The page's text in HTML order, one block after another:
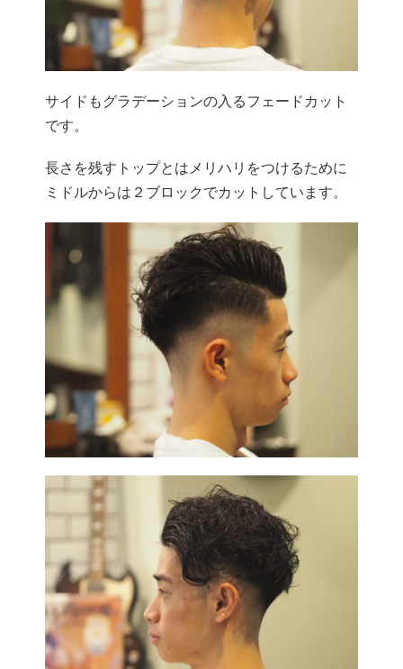
サイドもグラデーションの入るフェードカット
です。
長さを残すトップとはメリハリをつけるために
ミドルからは２ブロックでカットしています。